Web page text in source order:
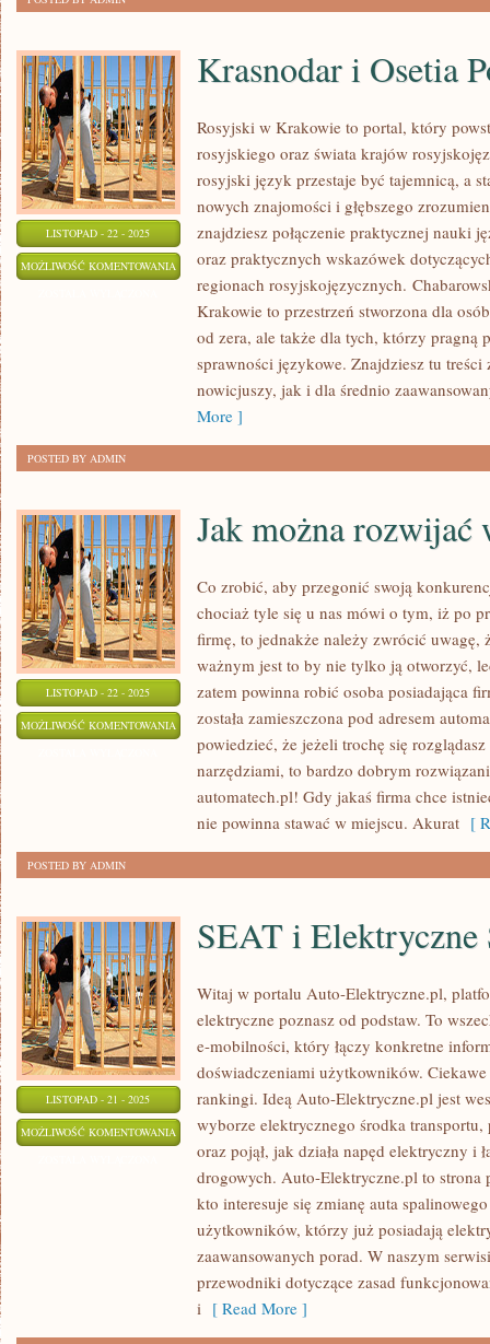
LISTOPAD - 22 - 2025
MOŻLIWOŚĆ KOMENTOWANIA KRASNODAR
OSETIA
POŁUDNIOWA
Krasnodar i Osetia
Rosyjski w Krakowie to portal, który
rosyjskiego oraz świata krajów
rosyjski język przestaje być tajemnicą, a
nowych znajomości i głębszego
znajdziesz połączenie praktycznej nauki
oraz praktycznych wskazówek
regionach rosyjskojęzycznych.
Krakowie to przestrzeń stworzona dla
od zera, ale także dla tych, którzy pragną
sprawności językowe. Znajdziesz tu
nowicjuszy, jak i dla średnio
More ]
POSTED BY ADMIN
LISTOPAD - 22 - 2025
MOŻLIWOŚĆ KOMENTOWANIA
MOŻNA
ROZWIJAĆ
WŁASNĄ
FIRMĘ?
Jak można rozwijać
Co zrobić, aby przegonić swoją
chociaż tyle się u nas mówi o tym, iż po
firmę, to jednakże należy zwrócić uwagę,
ważnym jest to by nie tylko ją otworzyć,
zatem powinna robić osoba posiadająca
została zamieszczona pod adresem
powiedzieć, że jeżeli trochę się
narzędziami, to bardzo dobrym
automatech.pl! Gdy jakaś firma chce
nie powinna stawać w miejscu. Akurat [
POSTED BY ADMIN
LISTOPAD - 21 - 2025
MOŻLIWOŚĆ KOMENTOWANIA SEAT
ELEKTRYCZNE
SUV-
SEAT i
Witaj w portalu Auto-Elektryczne.pl,
elektryczne poznasz od podstaw. To
e-mobilności, który łączy konkretne
doświadczeniami użytkowników.
rankingi. Ideą Auto-Elektryczne.pl jest
wyborze elektrycznego środka transportu,
oraz pojął, jak działa napęd elektryczny i
drogowych. Auto-Elektryczne.pl to strona
kto interesuje się zmianę auta
użytkowników, którzy już posiadają
zaawansowanych porad. W naszym
przewodniki dotyczące zasad
i [ Read More ]